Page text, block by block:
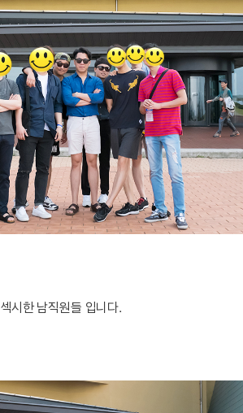
섹시한 남직원들 입니다.